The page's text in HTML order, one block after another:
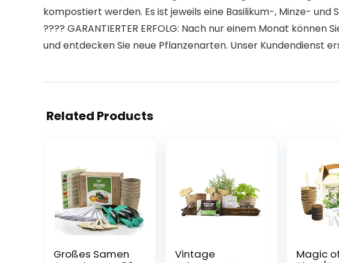
kompostiert werden. Es ist jeweils eine Basilikum-, Minze-
???? GARANTIERTER ERFOLG: Nach nur einem Monat
und entdecken Sie neue Pflanzenarten. Unser Kundendienst
Related Products
Großes Samen
Vintage
Magic